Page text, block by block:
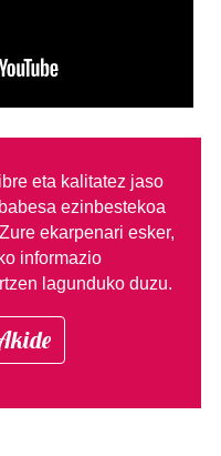
eta kalitatez jaso
ezinbestekoa
Zure ekarpenari esker,
informazio
lagunduko duzu.